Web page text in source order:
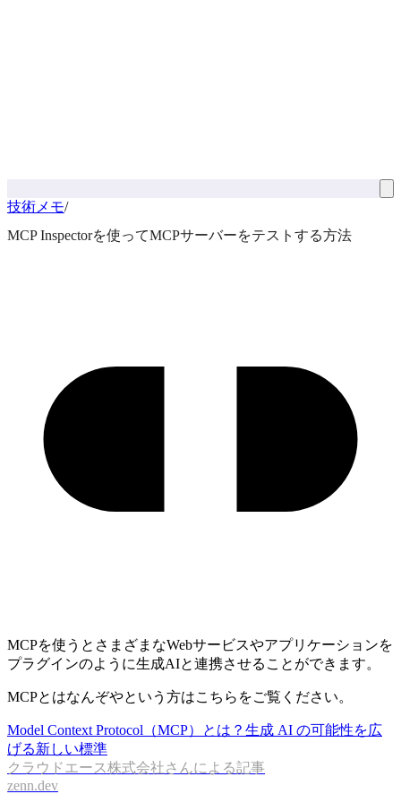
技術メモ/
MCP Inspectorを使ってMCPサーバーをテストする方法
MCPを使うとさまざまなWebサービスやアプリケーションを
プラグインのように生成AIと連携させることができます。
MCPとはなんぞやという方はこちらをご覧ください。
Model Context Protocol（MCP）とは？生成 AI の可能性を広
げる新しい標準
クラウドエース株式会社さんによる記事
zenn.dev